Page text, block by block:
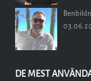
DE MEST